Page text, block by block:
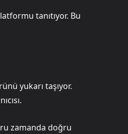
tanıtıyor. Bu
yukarı taşıyor.
zamanda doğru